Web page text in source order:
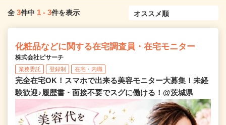
全 3件中 1 - 3件を表示
化粧品などに関する在宅調査員・在宅モニター
株式会社ビサーチ
業務委託 登録制 在宅・内職
完全在宅OK！スマホで出来る美容モニター大募集！未経
験歓迎♪履歴書・面接不要でスグに働ける！@茨城県